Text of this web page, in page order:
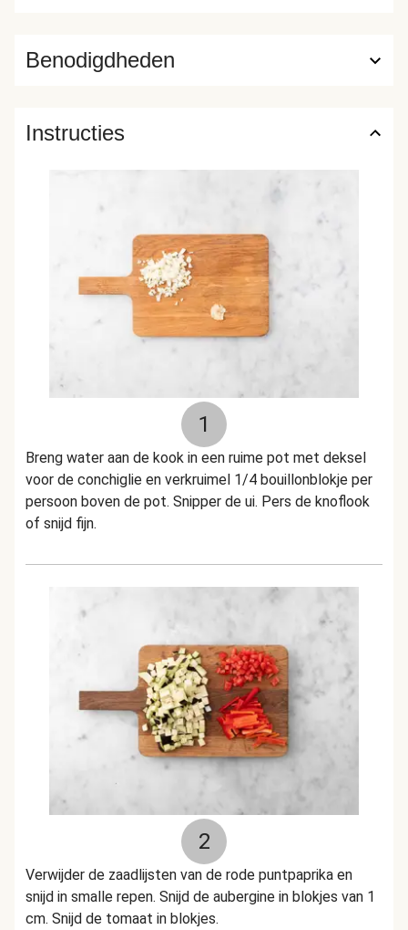
Benodigdheden
Instructies
1
Breng water aan de kook in een ruime pot met deksel
voor de conchiglie en verkruimel 1/4 bouillonblokje per
persoon boven de pot. Snipper de ui. Pers de knoflook
of snijd fijn.
2
Verwijder de zaadlijsten van de rode puntpaprika en
snijd in smalle repen. Snijd de aubergine in blokjes van 1
cm. Snijd de tomaat in blokjes.